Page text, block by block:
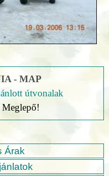
- MAP
útvonalak
Meglepő!
Árak